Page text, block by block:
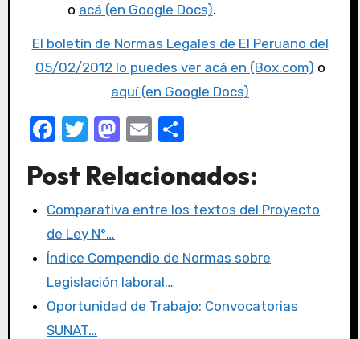
o acá (en Google Docs).
El boletín de Normas Legales de El Peruano del
05/02/2012 lo puedes ver acá en (Box.com) o
aquí (en Google Docs)
F
c
e
b
o
o
k
T
it
te
r
M
st
o
o
n
E
ail m
p
tir
Post Relacionados:
Comparativa entre los textos del Proyecto
de Ley N°…
Índice Compendio de Normas sobre
Legislación laboral…
Oportunidad de Trabajo: Convocatorias
SUNAT…